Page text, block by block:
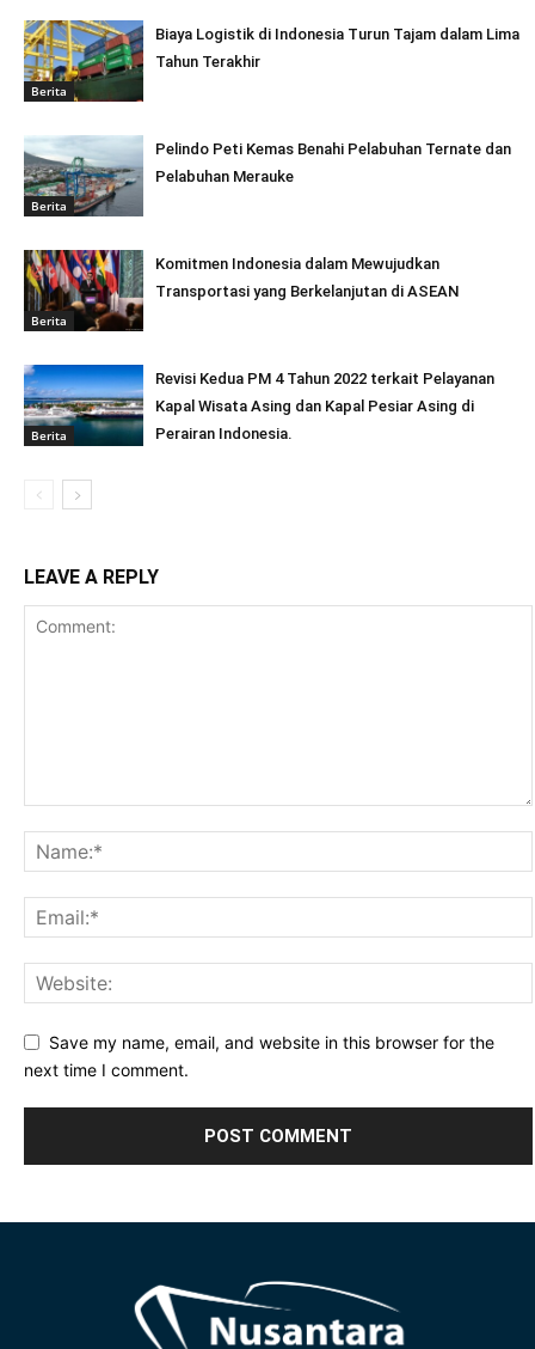
Berita
Biaya Logistik di Indonesia Turun Tajam dalam Lima
Tahun Terakhir
Berita
Pelindo Peti Kemas Benahi Pelabuhan Ternate dan
Pelabuhan Merauke
Berita
Komitmen Indonesia dalam Mewujudkan
Transportasi yang Berkelanjutan di ASEAN
Berita
Revisi Kedua PM 4 Tahun 2022 terkait Pelayanan
Kapal Wisata Asing dan Kapal Pesiar Asing di
Perairan Indonesia.
LEAVE A REPLY
Save my name, email, and website in this browser for the
next time I comment.